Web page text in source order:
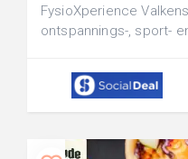
FysioXperience
ontspannings-, sport-